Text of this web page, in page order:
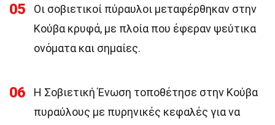
05
Οι σοβιετικοί πύραυλοι μεταφέρθηκαν στην
Κούβα κρυφά, με πλοία που έφεραν ψεύτικα
ονόματα και σημαίες.
06
Η Σοβιετική Ένωση τοποθέτησε στην Κούβα
πυραύλους με πυρηνικές κεφαλές για να